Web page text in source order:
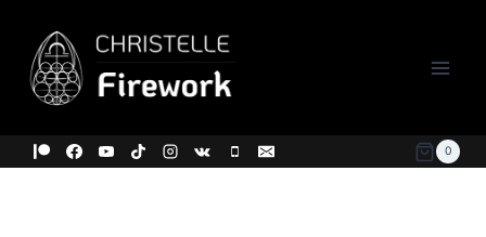
contenu
0